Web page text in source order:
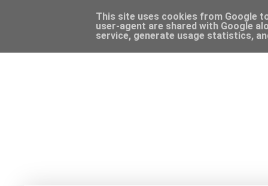
This site uses cookies from Google
user-agent are shared with Google
service, generate usage statistics,